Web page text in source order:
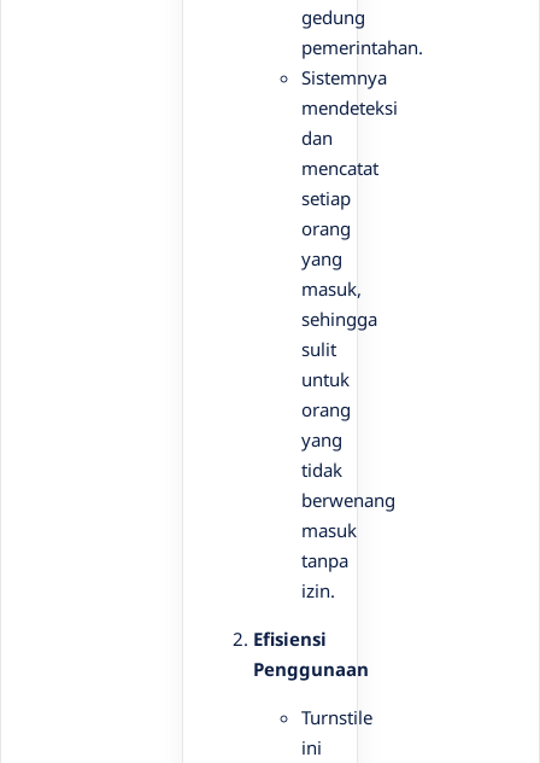
gedung
pemerintahan.
Sistemnya
mendeteksi
dan
mencatat
setiap
orang
yang
masuk,
sehingga
sulit
untuk
orang
yang
tidak
berwenang
masuk
tanpa
izin.
Efisiensi
Penggunaan
Turnstile
ini